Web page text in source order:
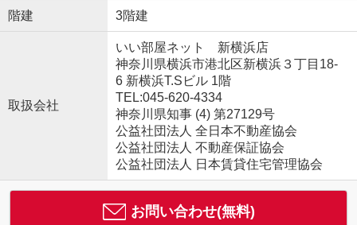
階建 3階建
取扱会社
いい部屋ネット 新横浜店
神奈川県横浜市港北区新横浜３丁目18-
6 新横浜T.Sビル 1階
TEL:045-620-4334
神奈川県知事 (4) 第27129号
公益社団法人 全日本不動産協会
公益社団法人 不動産保証協会
公益社団法人 日本賃貸住宅管理協会
お問い合わせ(無料)